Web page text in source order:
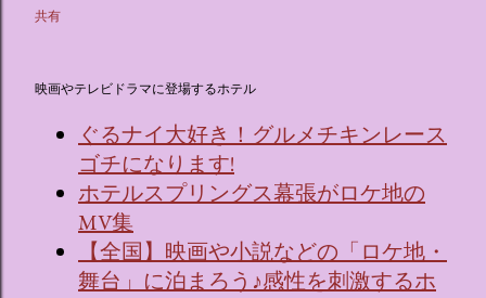
共有
映画やテレビドラマに登場するホテル
ぐるナイ大好き！グルメチキンレース
ゴチになります!
ホテルスプリングス幕張がロケ地の
MV集
【全国】映画や小説などの「ロケ地・
舞台」に泊まろう♪感性を刺激するホ